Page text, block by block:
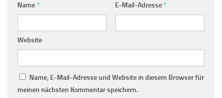
Name* E-Mail-Adresse*
Website
Name, E-Mail-Adresse und Website in diesem Browser für
meinen nächsten Kommentar speichern.